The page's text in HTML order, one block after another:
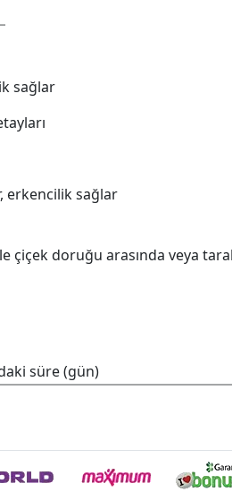
sağlar
erkencilik sağlar
çiçek doruğu arasında veya
süre (gün)